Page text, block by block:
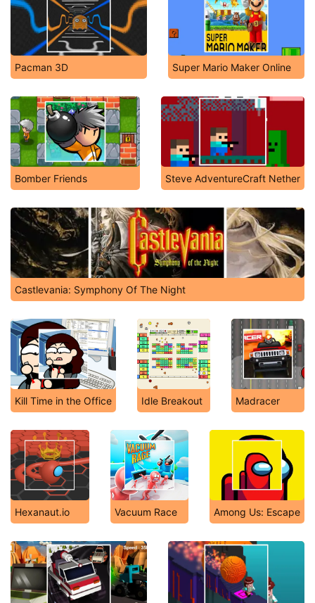
Pacman 3D Super Mario Maker Online
Bomber Friends Steve AdventureCraft Nether
Castlevania: Symphony Of The Night
Kill Time in the Office Idle Breakout Madracer
Hexanaut.io Vacuum Race Among Us: Escape